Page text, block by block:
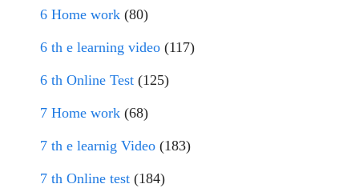
6 Home work (80)
6 th e learning video (117)
6 th Online Test (125)
7 Home work (68)
7 th e learnig Video (183)
7 th Online test (184)